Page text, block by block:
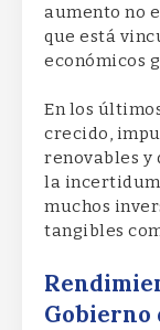
aumento no
que está
económicos
En los
crecido,
renovables y
la
muchos
tangibles
Gobierno